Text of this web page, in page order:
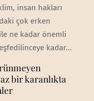
insan hakları
çok erken
ile ne kadar önemli
kadar...
bir karanlıkta